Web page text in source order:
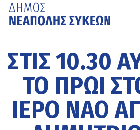
κυρίως
περιεχόμενο
ΣΤΙΣ 10.30
ΤΟ ΠΡΩΊ
ΙΕΡΌ ΝΑΌ